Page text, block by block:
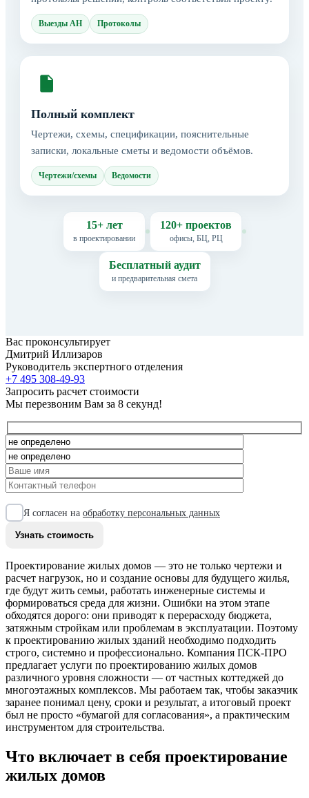
Выезды АН Протоколы
Полный комплект
Чертежи, схемы, спецификации, пояснительные
записки, локальные сметы и ведомости объёмов.
Чертежи/схемы Ведомости
15+ лет
в проектировании
120+ проектов
офисы, БЦ, РЦ
Бесплатный аудит
и предварительная смета
Вас проконсультирует
Дмитрий Иллизаров
Руководитель экспертного отделения
+7 495 308-49-93
Запросить расчет стоимости
Мы перезвоним Вам за 8 секунд!
Я согласен на обработку персональных данных
Проектирование жилых домов — это не только чертежи и
расчет нагрузок, но и создание основы для будущего жилья,
где будут жить семьи, работать инженерные системы и
формироваться среда для жизни. Ошибки на этом этапе
обходятся дорого: они приводят к перерасходу бюджета,
затяжным стройкам или проблемам в эксплуатации. Поэтому
к проектированию жилых зданий необходимо подходить
строго, системно и профессионально. Компания ПСК-ПРО
предлагает услуги по проектированию жилых домов
различного уровня сложности — от частных коттеджей до
многоэтажных комплексов. Мы работаем так, чтобы заказчик
заранее понимал цену, сроки и результат, а итоговый проект
был не просто «бумагой для согласования», а практическим
инструментом для строительства.
Что включает в себя проектирование
жилых домов